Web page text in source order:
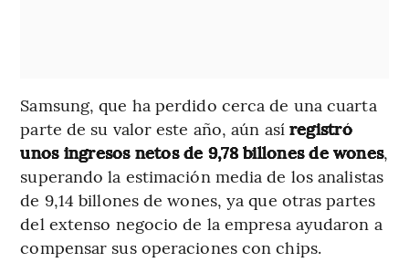
Samsung, que ha perdido cerca de una cuarta
parte de su valor este año, aún así registró
unos ingresos netos de 9,78 billones de wones,
superando la estimación media de los analistas
de 9,14 billones de wones, ya que otras partes
del extenso negocio de la empresa ayudaron a
compensar sus operaciones con chips.